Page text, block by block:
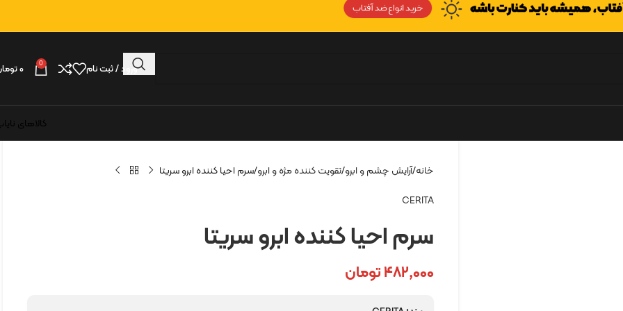
ورود / ثبت نام 0 ۰
کالاهای
خانه آرایش چشم و ابرو تقویت کننده مژه و ابرو سرم احیا کننده ابرو سریتا
CERITA
سرم احیا کننده ابرو سریتا
۴۸۲,۰۰۰تومان